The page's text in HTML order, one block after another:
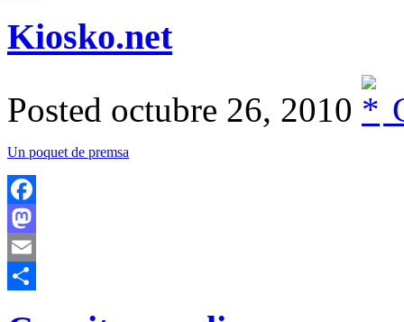
Kiosko.net
Posted octubre 26, 2010
Un poquet de premsa
Facebook
Mastodon
Email